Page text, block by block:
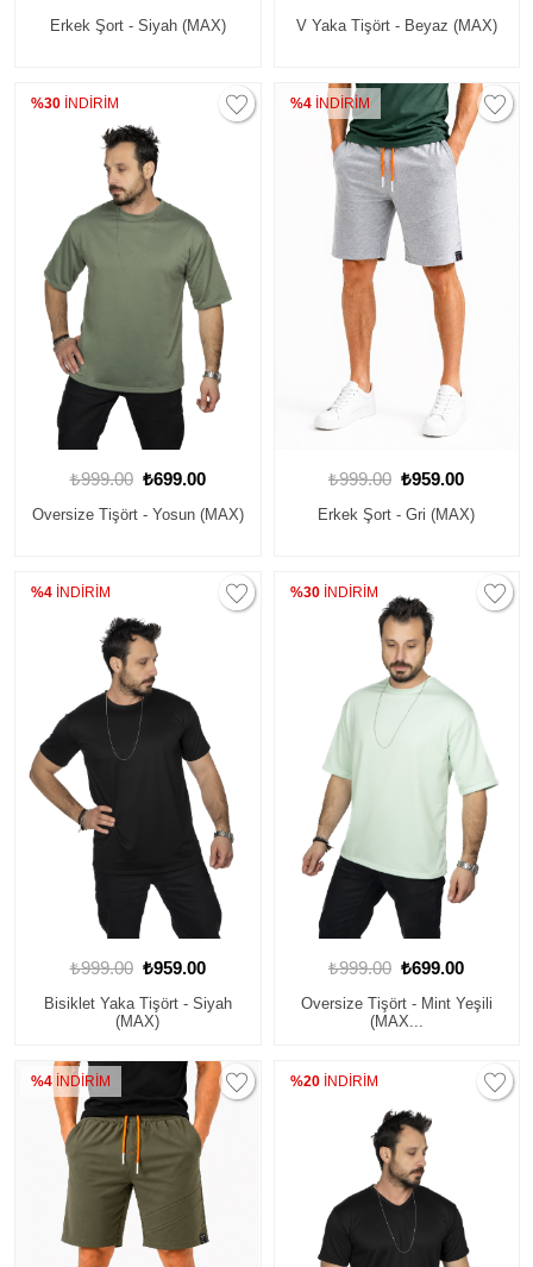
Erkek Şort - Siyah (MAX) V Yaka Tişört - Beyaz (MAX)
%30 İNDİRİM
₺999.00 ₺699.00
Oversize Tişört - Yosun (MAX)
%4İNDİRİM
₺999.00 ₺959.00
Erkek Şort - Gri (MAX)
%4 İNDİRİM
₺999.00 ₺959.00
Bisiklet Yaka Tişört - Siyah
(MAX)
%30İNDİRİM
₺999.00 ₺699.00
Oversize Tişört - Mint Yeşili
(MAX...
%4 İNDİRİM %20İNDİRİM